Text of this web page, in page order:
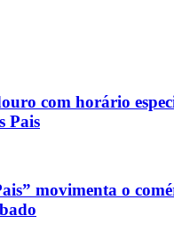
com horário
Pais
movimenta o